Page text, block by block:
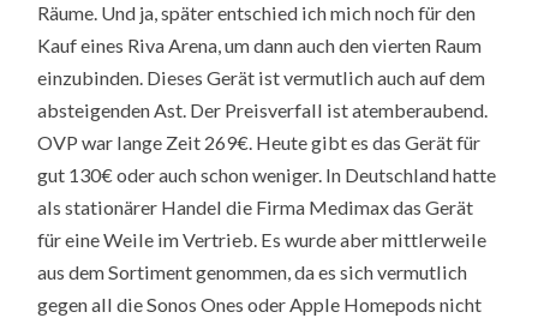
Räume. Und ja, später entschied ich mich noch für den
Kauf eines Riva Arena, um dann auch den vierten Raum
einzubinden. Dieses Gerät ist vermutlich auch auf dem
absteigenden Ast. Der Preisverfall ist atemberaubend.
OVP war lange Zeit 269€. Heute gibt es das Gerät für
gut 130€ oder auch schon weniger. In Deutschland hatte
als stationärer Handel die Firma Medimax das Gerät
für eine Weile im Vertrieb. Es wurde aber mittlerweile
aus dem Sortiment genommen, da es sich vermutlich
gegen all die Sonos Ones oder Apple Homepods nicht